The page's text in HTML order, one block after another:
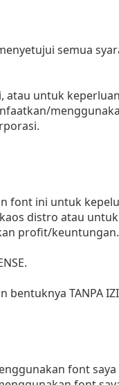
semua
atau untuk
font ini untuk
distro atau untuk
profit/keuntungan.
TANPA
font